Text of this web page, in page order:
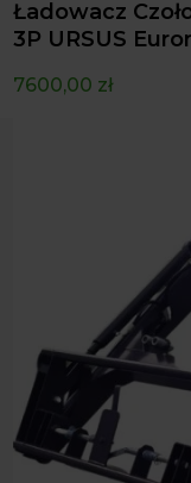
biuro@ ...
Ładowacz
3P URSUS
7600,00 zł